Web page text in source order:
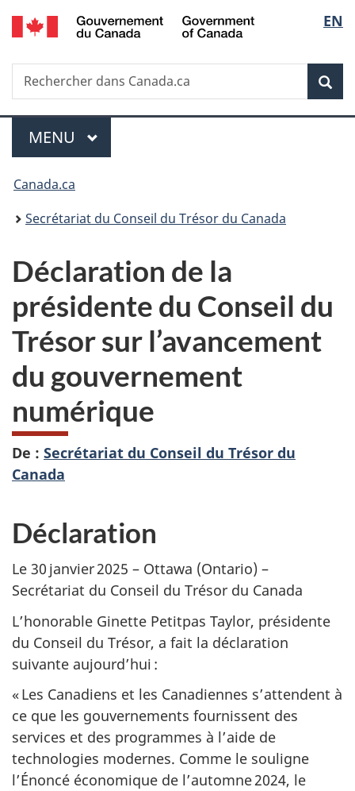
Passer
au
principal
Passer
à
Au
du
Passer
à
version
simplifiée
de
la
EN
Recherche
Rechercher
dans
Menu
MENU PRINCIPAL
Vous
êtes
Canada.ca
Secrétariat du Conseil du Trésor du Canada
Déclaration de la
présidente du Conseil du
Trésor sur l’avancement
du gouvernement
numérique
De : Secrétariat du Conseil du Trésor du
Canada
Déclaration
Le 30 janvier 2025 – Ottawa (Ontario) –
Secrétariat du Conseil du Trésor du Canada
L’honorable Ginette Petitpas Taylor, présidente
du Conseil du Trésor, a fait la déclaration
suivante aujourd’hui :
« Les Canadiens et les Canadiennes s’attendent à
ce que les gouvernements fournissent des
services et des programmes à l’aide de
technologies modernes. Comme le souligne
l’Énoncé économique de l’automne 2024, le